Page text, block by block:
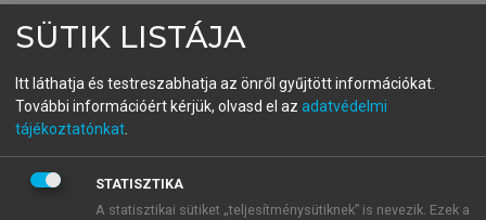
fiókoddal,vagy hozz létre új fiókot.
A regisztráció után apróbaidőszakautomatikusan
BELÉPÉS SAJÁT FIÓKKAL
SÜTIK LISTÁJA
Itt láthatja és testreszabhatja az önről gyűjtött információkat.
További információért kérjük, olvasd el az adatvédelmi
tájékoztatónkat
STATISZTIKA
A statisztikai sütiket „teljesítménysütiknek” is nevezik. Ezek a